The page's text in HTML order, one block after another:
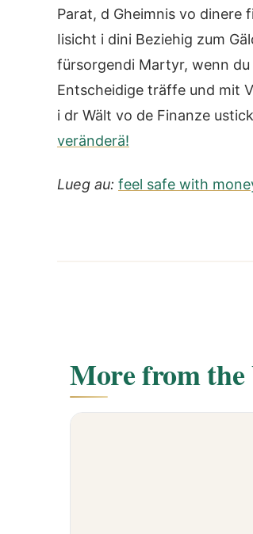
Parat, d Gheimnis vo dinere
Iisicht i dini Beziehig zum
fürsorgendi Martyr, wenn
Entscheidige träffe und mit
i dr Wält vo de Finanze
veränderä!
Lueg au: feel safe with
More from the